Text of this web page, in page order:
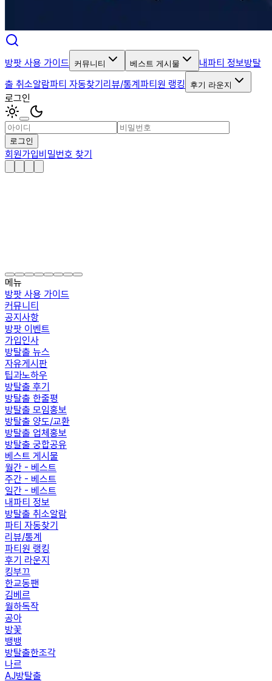
방팟 사용 가이드 커뮤니티 베스트 게시물 내파티 정보방탈
출 취소알람파티 자동찾기리뷰/통계파티원 랭킹 후기 라운지
로그인
로그인
회원가입비밀번호 찾기
메뉴
방팟 사용 가이드
커뮤니티
공지사항
방팟 이벤트
가입인사
방탈출 뉴스
자유게시판
팁과노하우
방탈출 후기
방탈출 한줄평
방탈출 모임홍보
방탈출 양도/교환
방탈출 업체홍보
방탈출 궁합공유
베스트 게시물
월간 - 베스트
주간 - 베스트
일간 - 베스트
내파티 정보
방탈출 취소알람
파티 자동찾기
리뷰/통계
파티원 랭킹
후기 라운지
킹부끄
한교동팬
김베르
월하독작
공아
방꽃
뱅뱅
방탈출한조각
나르
AJ방탈출